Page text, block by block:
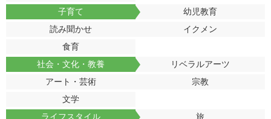
子育て
幼児教育
読み聞かせ
イクメン
食育
社会・文化・教養
リベラルアーツ
アート・芸術
宗教
文学
ライフスタイル
旅